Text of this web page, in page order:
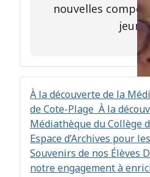
nouvelles
À la découverte de la
de Cote-Plage À la
Médiathèque du Collège
Espace d’Archives pour
Souvenirs de nos Élèves
notre engagement à